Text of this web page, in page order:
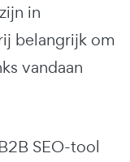
in
belangrijk om
vandaan
SEO-tool